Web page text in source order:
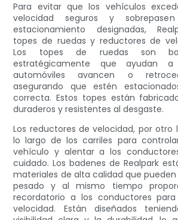
Para evitar que los vehículos
velocidad seguros y
estacionamiento designadas,
topes de ruedas y reductores de
Los topes de ruedas son
estratégicamente que ayudan
automóviles avancen o
asegurando que estén
correcta. Estos topes están
duraderos y resistentes al desgaste.
Los reductores de velocidad, por otro
lo largo de los carriles para
vehículo y alentar a los
cuidado. Los badenes de Realpark
materiales de alta calidad que
pesado y al mismo tiempo
recordatorio a los conductores
velocidad. Están diseñados